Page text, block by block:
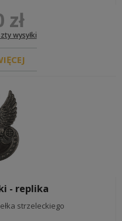
zł
wysyłki
- replika
strzeleckiego